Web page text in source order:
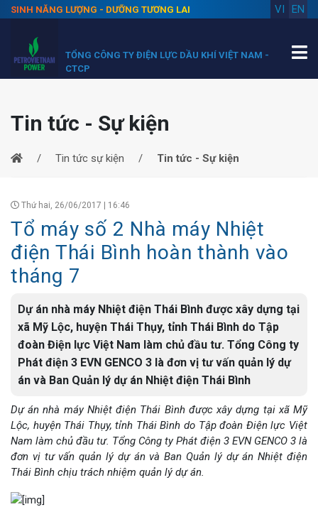
SINH NĂNG LƯỢNG - DƯỠNG TƯƠNG LAI EN
VI
TỔNG CÔNG TY ĐIỆN LỰC DẦU KHÍ VIỆT NAM -
CTCP
Tin tức - Sự kiện
Tin tức sự kiện Tin tức - Sự kiện
Thứ hai, 26/06/2017 | 16:46
Tổ máy số 2 Nhà máy Nhiệt
điện Thái Bình hoàn thành vào
tháng 7
Dự án nhà máy Nhiệt điện Thái Bình được xây dựng tại
xã Mỹ Lộc, huyện Thái Thụy, tỉnh Thái Bình do Tập
đoàn Điện lực Việt Nam làm chủ đầu tư. Tổng Công ty
Phát điện 3 EVN GENCO 3 là đơn vị tư vấn quản lý dự
án và Ban Quản lý dự án Nhiệt điện Thái Bình
Dự án nhà máy Nhiệt điện Thái Bình được xây dựng tại xã Mỹ
Lộc, huyện Thái Thụy, tỉnh Thái Bình do Tập đoàn Điện lực Việt
Nam làm chủ đầu tư. Tổng Công ty Phát điện 3 EVN GENCO 3 là
đơn vị tư vấn quản lý dự án và Ban Quản lý dự án Nhiệt điện
Thái Bình chịu trách nhiệm quản lý dự án.